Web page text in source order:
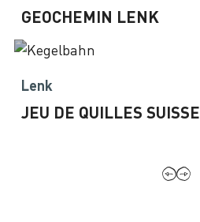
GEOCHEMIN LENK
Lenk
JEU DE QUILLES SUISSE